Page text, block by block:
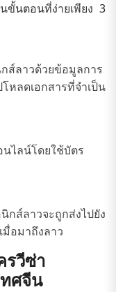
ขั้นตอนที่ง่ายเพียง 3
ส์ลาวด้วยข้อมูลการ
ลดเอกสารที่จำเป็น
ไลน์โดยใช้บัตร
ส์ลาวจะถูกส่งไปยัง
อมาถึงลาว
รวีซ่า
ศจีน